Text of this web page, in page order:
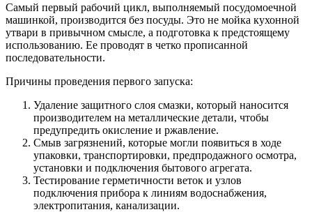
Самый первый рабочий цикл, выполняемый посудомоечной
машинкой, производится без посуды. Это не мойка кухонной
утвари в привычном смысле, а подготовка к предстоящему
использованию. Ее проводят в четко прописанной
последовательности.
Причины проведения первого запуска:
Удаление защитного слоя смазки, который наносится
производителем на металлические детали, чтобы
предупредить окисление и ржавление.
Смыв загрязнений, которые могли появиться в ходе
упаковки, транспортировки, предпродажного осмотра,
установки и подключения бытового агрегата.
Тестирование герметичности веток и узлов
подключения прибора к линиям водоснабжения,
электропитания, канализации.